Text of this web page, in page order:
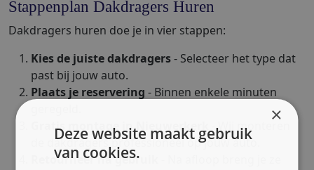
Stappenplan Dakdragers Huren
Dakdragers huren doe je in vier stappen:
Kies de juiste dakdragers- Selecteer het type dat
past bij jouw auto.
Plaats je reservering - Binnen enkele minuten
Gratis montage in Nieuwerkerk
- Wij monteren
de dakdragers professioneel op jouw auto.
Retourneer na gebruik
×
Deze website maakt gebruik
van cookies.